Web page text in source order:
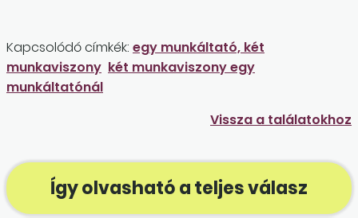
Kapcsolódó címkék: egy munkáltató, két
munkaviszony két munkaviszony egy
munkáltatónál
Vissza a találatokhoz
Így olvasható a teljes válasz